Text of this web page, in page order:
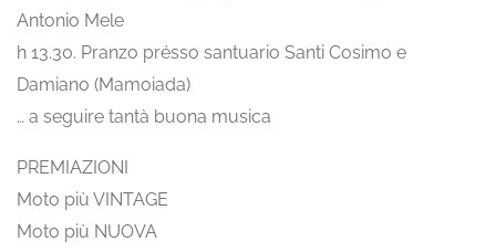
Antonio Mele
h 13.30. Pranzo présso santuario Santi Cosimo e
Damiano (Mamoiada)
… a seguire tantà buona musica
PREMIAZIONI
Moto più VINTAGE
Moto più NUOVA